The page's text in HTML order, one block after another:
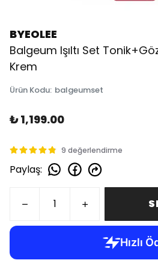
BYEOLEE
Balgeum Işıltı Set
Krem
Ürün Kodu: balgeumset
₺ 1,199.00
9 değerlendirme
Paylaş: